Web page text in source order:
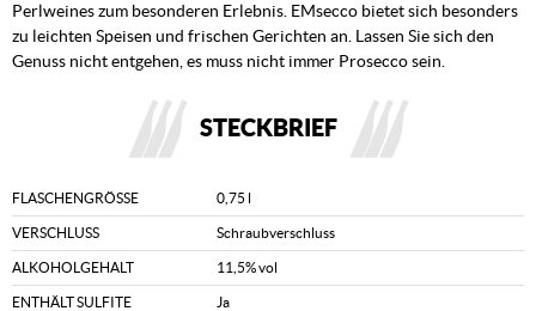
Perlweines zum besonderen Erlebnis. EMsecco bietet sich besonders
zu leichten Speisen und frischen Gerichten an. Lassen Sie sich den
Genuss nicht entgehen, es muss nicht immer Prosecco sein.
STECKBRIEF
FLASCHENGRÖSSE 0,75 l
VERSCHLUSS Schraubverschluss
ALKOHOLGEHALT 11,5% vol
ENTHÄLT SULFITE Ja